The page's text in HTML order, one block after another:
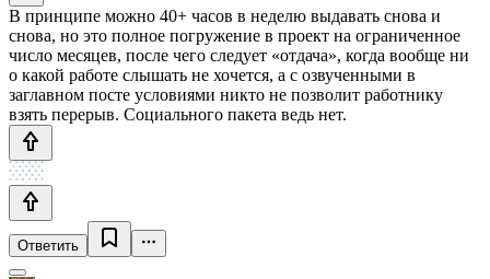
В принципе можно 40+ часов в неделю выдавать снова и
снова, но это полное погружение в проект на ограниченное
число месяцев, после чего следует «отдача», когда вообще ни
о какой работе слышать не хочется, а с озвученными в
заглавном посте условиями никто не позволит работнику
взять перерыв. Социального пакета ведь нет.
Ответить